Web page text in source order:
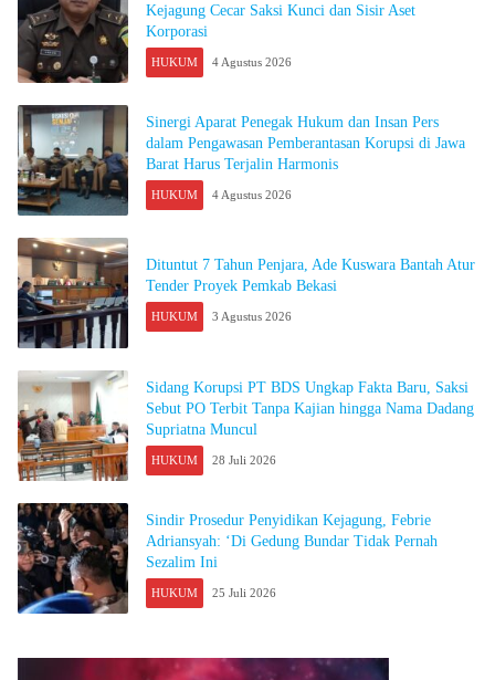
Kejagung Cecar Saksi Kunci dan Sisir Aset
Korporasi
HUKUM 4 Agustus 2026
Sinergi Aparat Penegak Hukum dan Insan Pers
dalam Pengawasan Pemberantasan Korupsi di Jawa
Barat Harus Terjalin Harmonis
HUKUM 4 Agustus 2026
Dituntut 7 Tahun Penjara, Ade Kuswara Bantah Atur
Tender Proyek Pemkab Bekasi
HUKUM 3 Agustus 2026
Sidang Korupsi PT BDS Ungkap Fakta Baru, Saksi
Sebut PO Terbit Tanpa Kajian hingga Nama Dadang
Supriatna Muncul
HUKUM 28 Juli 2026
Sindir Prosedur Penyidikan Kejagung, Febrie
Adriansyah: ‘Di Gedung Bundar Tidak Pernah
Sezalim Ini
HUKUM 25 Juli 2026